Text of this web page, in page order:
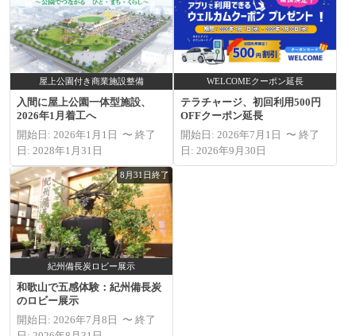
屋上公園付き商業施設整備
入間に屋上公園一体型施設、
2026年1月着工へ
開始日: 2026年1月1日 〜 終了
日: 2028年1月31日
WELCOMEクーポン延長
テラチャージ、初回利用500円
OFFクーポン延長
開始日: 2026年7月1日 〜 終了
日: 2026年9月30日
8月31日終了
紀州備長炭ロビー展示
和歌山で五感体験：紀州備長炭
のロビー展示
開始日: 2026年7月8日 〜 終了